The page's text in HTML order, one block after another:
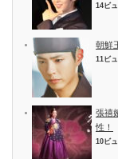
14ビ
朝鮮
11ビ
張禧
性！
10ビ